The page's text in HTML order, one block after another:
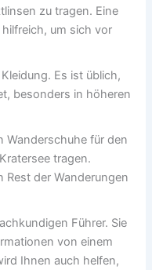
zu tragen. Eine
um sich vor
Es ist üblich,
besonders in höheren
Wanderschuhe für den
tragen.
Rest der Wanderungen
Führer. Sie
von einem
Ihnen auch helfen,